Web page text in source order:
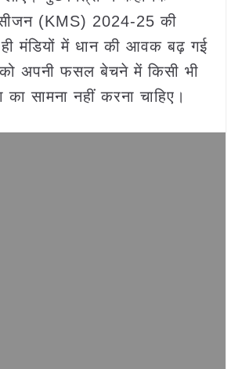
सीजन (KMS) 2024-25 की
मंडियों में धान की आवक बढ़ गई
अपनी फसल बेचने में किसी भी
सामना नहीं करना चाहिए।